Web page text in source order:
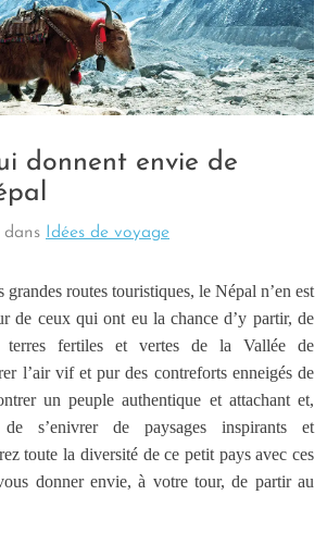
donnent envie de
dans Idées de voyage
grandes routes touristiques, le Népal n’en est
de ceux qui ont eu la chance d’y partir, de
terres fertiles et vertes de la Vallée de
l’air vif et pur des contreforts enneigés de
un peuple authentique et attachant et,
s’enivrer de paysages inspirants et
toute la diversité de ce petit pays avec ces
donner envie, à votre tour, de partir au